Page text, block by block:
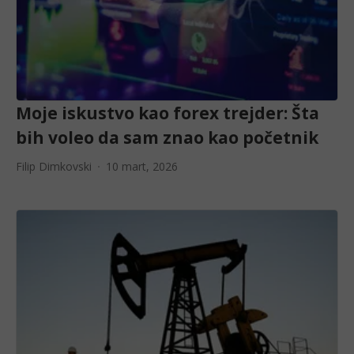
Moje iskustvo kao forex trejder: Šta
bih voleo da sam znao kao početnik
Filip Dimkovski 10 mart, 2026